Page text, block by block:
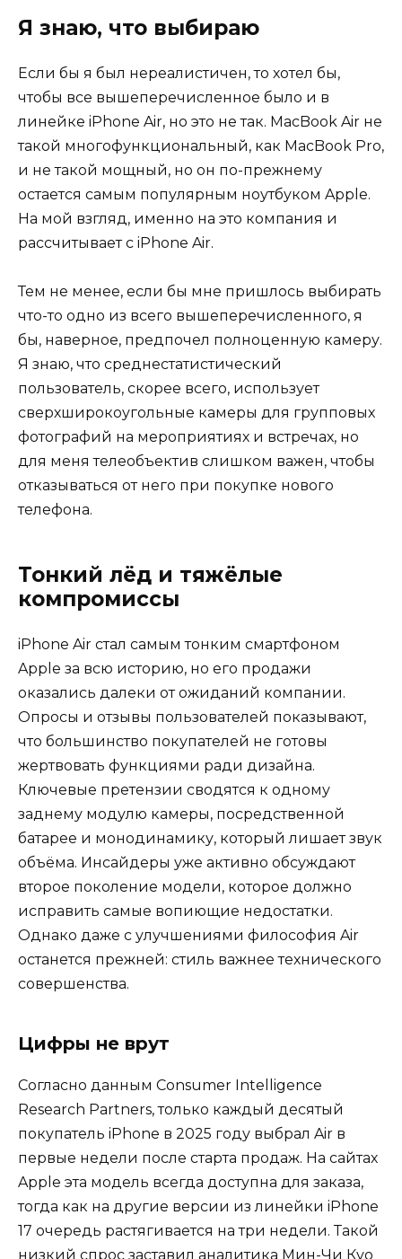
Я знаю, что выбираю
Если бы я был нереалистичен, то хотел бы,
чтобы все вышеперечисленное было и в
линейке iPhone Air, но это не так. MacBook Air не
такой многофункциональный, как MacBook Pro,
и не такой мощный, но он по-прежнему
остается самым популярным ноутбуком Apple.
На мой взгляд, именно на это компания и
рассчитывает с iPhone Air.
Тем не менее, если бы мне пришлось выбирать
что-то одно из всего вышеперечисленного, я
бы, наверное, предпочел полноценную камеру.
Я знаю, что среднестатистический
пользователь, скорее всего, использует
сверхширокоугольные камеры для групповых
фотографий на мероприятиях и встречах, но
для меня телеобъектив слишком важен, чтобы
отказываться от него при покупке нового
телефона.
Тонкий лёд и тяжёлые
компромиссы
iPhone Air стал самым тонким смартфоном
Apple за всю историю, но его продажи
оказались далеки от ожиданий компании.
Опросы и отзывы пользователей показывают,
что большинство покупателей не готовы
жертвовать функциями ради дизайна.
Ключевые претензии сводятся к одному
заднему модулю камеры, посредственной
батарее и монодинамику, который лишает звук
объёма. Инсайдеры уже активно обсуждают
второе поколение модели, которое должно
исправить самые вопиющие недостатки.
Однако даже с улучшениями философия Air
останется прежней: стиль важнее технического
совершенства.
Цифры не врут
Согласно данным Consumer Intelligence
Research Partners, только каждый десятый
покупатель iPhone в 2025 году выбрал Air в
первые недели после старта продаж. На сайтах
Apple эта модель всегда доступна для заказа,
тогда как на другие версии из линейки iPhone
17 очередь растягивается на три недели. Такой
низкий спрос заставил аналитика Мин-Чи Куо